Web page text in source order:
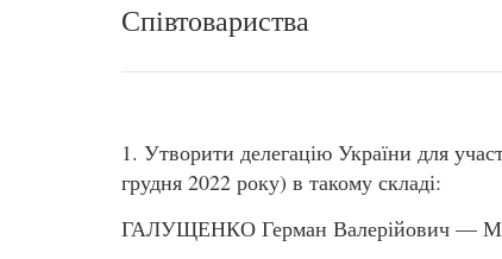
Співтовариства
1. Утворити делегацію України для
грудня 2022 року) в такому складі:
ГАЛУЩЕНКО Герман Валерійович —